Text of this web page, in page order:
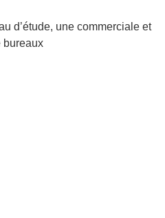
d’étude, une commerciale et
bureaux